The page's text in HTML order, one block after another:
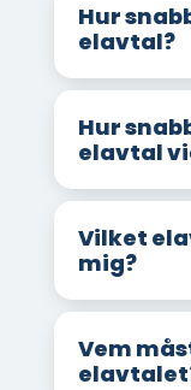
Hur
elavtal?
Hur
elavtal
Vilket
mig?
Vem